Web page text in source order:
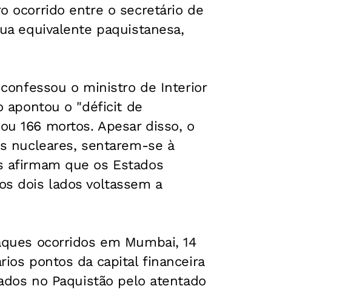
ocorrido entre o secretário de
equivalente paquistanesa,
o ministro de Interior
apontou o "déficit de
166 mortos. Apesar disso, o
nucleares, sentarem-se à
afirmam que os Estados
dois lados voltassem a
ocorridos em Mumbai, 14
pontos da capital financeira
no Paquistão pelo atentado